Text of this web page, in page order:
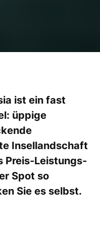
ist ein fast
üppige
Insellandschaft
Preis-Leistungs-
Spot so
Sie es selbst.